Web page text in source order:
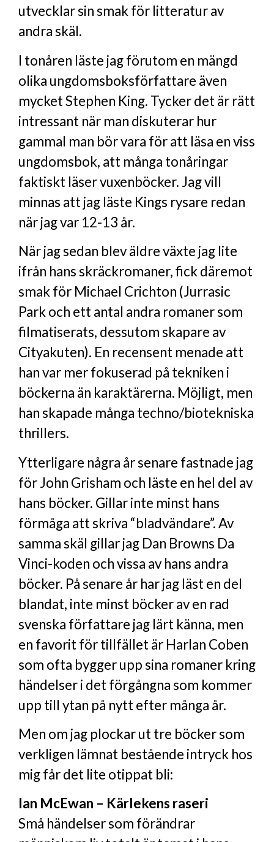
utvecklar sin smak för litteratur av
andra skäl.
I tonåren läste jag förutom en mängd
olika ungdomsboksförfattare även
mycket Stephen King. Tycker det är rätt
intressant när man diskuterar hur
gammal man bör vara för att läsa en viss
ungdomsbok, att många tonåringar
faktiskt läser vuxenböcker. Jag vill
minnas att jag läste Kings rysare redan
när jag var 12-13 år.
När jag sedan blev äldre växte jag lite
ifrån hans skräckromaner, fick däremot
smak för Michael Crichton (Jurrasic
Park och ett antal andra romaner som
filmatiserats, dessutom skapare av
Cityakuten). En recensent menade att
han var mer fokuserad på tekniken i
böckerna än karaktärerna. Möjligt, men
han skapade många techno/biotekniska
thrillers.
Ytterligare några år senare fastnade jag
för John Grisham och läste en hel del av
hans böcker. Gillar inte minst hans
förmåga att skriva “bladvändare”. Av
samma skäl gillar jag Dan Browns Da
Vinci-koden och vissa av hans andra
böcker. På senare år har jag läst en del
blandat, inte minst böcker av en rad
svenska författare jag lärt känna, men
en favorit för tillfället är Harlan Coben
som ofta bygger upp sina romaner kring
händelser i det förgångna som kommer
upp till ytan på nytt efter många år.
Men om jag plockar ut tre böcker som
verkligen lämnat bestående intryck hos
mig får det lite otippat bli:
Ian McEwan – Kärlekens raseri
Små händelser som förändrar